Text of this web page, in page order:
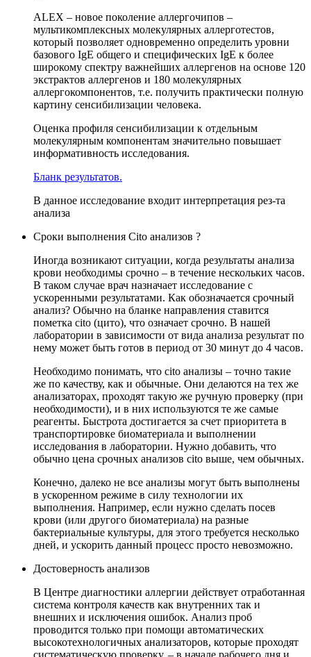
ALEX – новое поколение аллергочипов –
мультикомплексных молекулярных аллерготестов,
который позволяет одновременно определить уровни
базового IgE общего и специфических IgE к более
широкому спектру важнейших аллергенов на основе 120
экстрактов аллергенов и 180 молекулярных
аллергокомпонентов, т.е. получить практически полную
картину сенсибилизации человека.
Оценка профиля сенсибилизации к отдельным
молекулярным компонентам значительно повышает
информативность исследования.
Бланк результатов.
В данное исследование входит интерпретация рез-та
анализа
Сроки выполнения Cito анализов ?
Иногда возникают ситуации, когда результаты анализа
крови необходимы срочно – в течение нескольких часов.
В таком случае врач назначает исследование с
ускоренными результатами. Как обозначается срочный
анализ? Обычно на бланке направления ставится
пометка cito (цито), что означает срочно. В нашей
лаборатории в зависимости от вида анализа результат по
нему может быть готов в период от 30 минут до 4 часов.
Необходимо понимать, что cito анализы – точно такие
же по качеству, как и обычные. Они делаются на тех же
анализаторах, проходят такую же ручную проверку (при
необходимости), и в них используются те же самые
реагенты. Быстрота достигается за счет приоритета в
транспортировке биоматериала и выполнении
исследования в лаборатории. Нужно добавить, что
обычно цена срочных анализов cito выше, чем обычных.
Конечно, далеко не все анализы могут быть выполнены
в ускоренном режиме в силу технологии их
выполнения. Например, если нужно сделать посев
крови (или другого биоматериала) на разные
бактериальные культуры, для этого требуется несколько
дней, и ускорить данный процесс просто невозможно.
Достоверность анализов
В Центре диагностики аллергии действует отработанная
система контроля качеств как внутренних так и
внешних и исключения ошибок. Анализ проб
проводится только при помощи автоматических
высокотехнологичных анализаторов, которые проходят
систематическую проверку, – в начале рабочего дня и